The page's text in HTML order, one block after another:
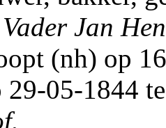
Vader Jan
(nh) op
29-05-1844